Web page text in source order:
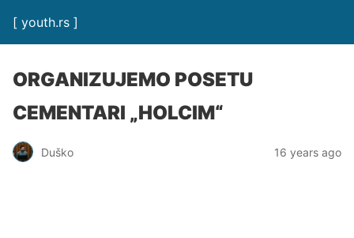
[ youth.rs ]
ORGANIZUJEMO POSETU
CEMENTARI „HOLCIM“
Duško 16 years ago